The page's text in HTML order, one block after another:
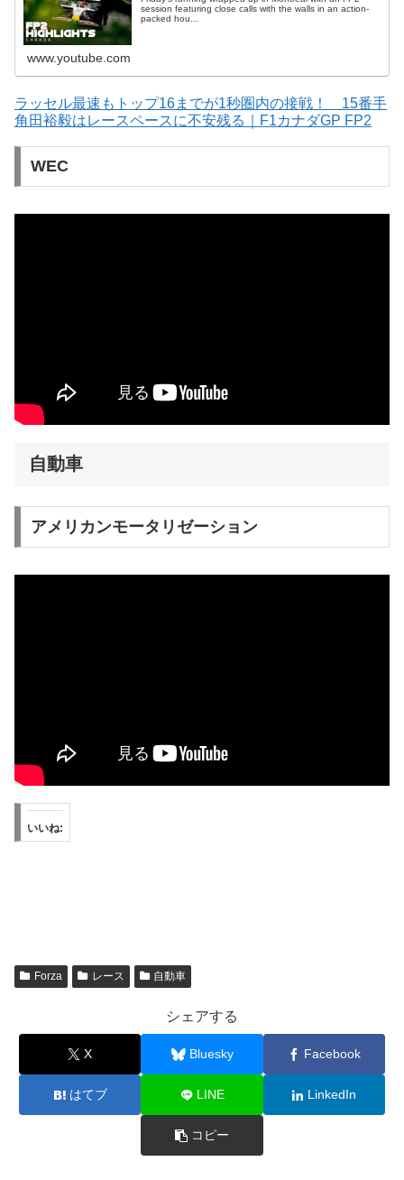
session featuring close calls with the walls in an action-
packed hou...
www.youtube.com
ラッセル最速もトップ16までが1秒圏内の接戦！ 15番手
角田裕毅はレースペースに不安残る｜F1カナダGP FP2
WEC
自動車
アメリカンモータリゼーション
いいね:
Forza レース 自動車
シェアする
X Bluesky Facebook
はてブ LINE LinkedIn
コピー